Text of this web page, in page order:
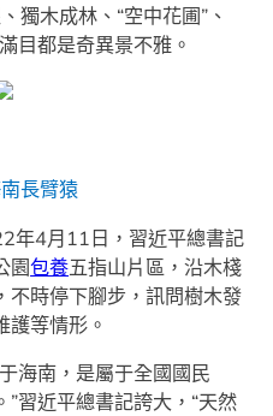
獨木成林、“空中花圃”、
目都是奇異景不雅。
長臂猿
年4月11日，習近平總書記
園包養五指山片區，沿木棧
不時停下腳步，訊問樹木發
護等情形。
海南，是屬于全國國民
習近平總書記誇大，“天然